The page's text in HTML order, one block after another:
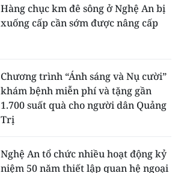
Hàng chục km đê sông ở Nghệ An bị
xuống cấp cần sớm được nâng cấp
Chương trình “Ánh sáng và Nụ cười”
khám bệnh miễn phí và tặng gần
1.700 suất quà cho người dân Quảng
Trị
Nghệ An tổ chức nhiều hoạt động kỷ
niệm 50 năm thiết lập quan hệ ngoại